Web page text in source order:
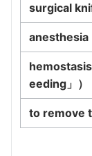
surgical
anesthesia
eeding」）
to remove